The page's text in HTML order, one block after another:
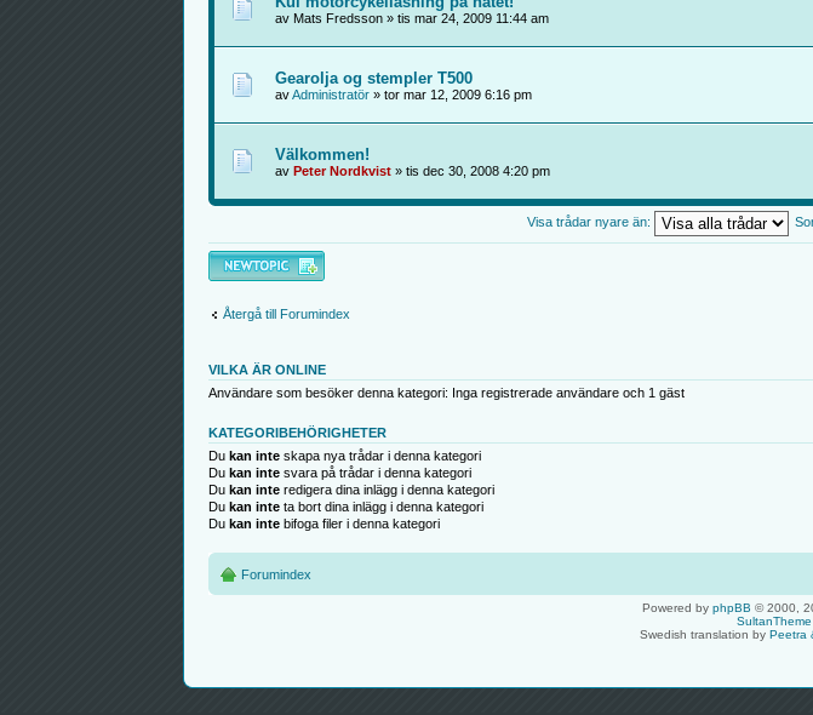
av Mats Fredsson » tis mar 24, 2009 11:44 am
Gearolja og stempler T500
avAdministratör» tor mar 12, 2009 6:16 pm
Välkommen!
av Peter Nordkvist» tis dec 30, 2008 4:20 pm
Visa trådar nyare än:
Skapa en ny tråd
Återgå till Forumindex
VILKA ÄR ONLINE
Användare som besöker denna kategori: Inga registrerade användare och 1 gäst
KATEGORIBEHÖRIGHETER
Du kan inteskapa nya trådar i denna kategori
Du kan intesvara på trådar i denna kategori
Du kan interedigera dina inlägg i denna kategori
Du kan inteta bort dina inlägg i denna kategori
Du kan intebifoga filer i denna kategori
Forumindex
Powered by phpBB © 2000,
Swedish translation by Peetra